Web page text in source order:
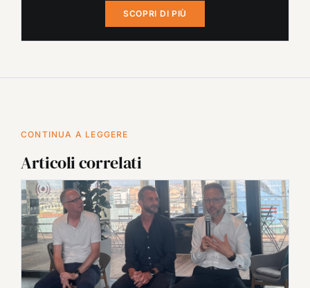
SCOPRI DI PIÙ
CONTINUA A LEGGERE
Articoli correlati